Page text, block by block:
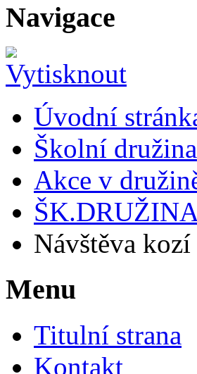
Navigace
Úvodní
Školní družina
Akce v
Návštěva
Menu
Titulní strana
Kontakt